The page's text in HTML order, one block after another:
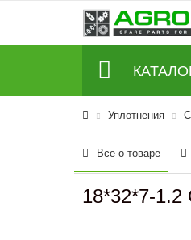
Уплотнения
Все о товаре
18*32*7-